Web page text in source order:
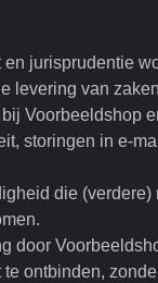
jurisprudentie
levering van
Voorbeeldshop
storingen in e-
die (verdere)
door
ontbinden,